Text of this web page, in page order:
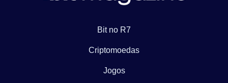
Bit no R7
Criptomoedas
Jogos